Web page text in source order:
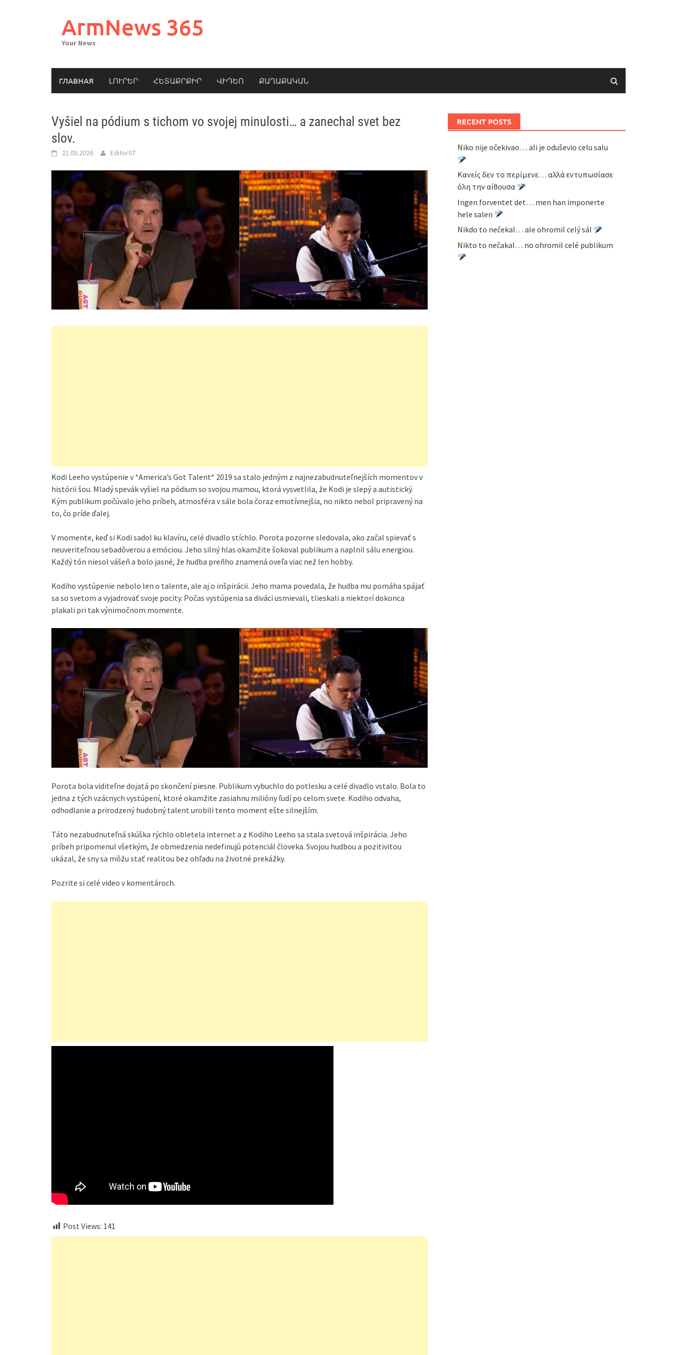
ArmNews 365
Your News
ГЛАВНАЯ ԼՈՒՐԵՐ ՀԵՏԱՔՐՔԻՐ ՎԻԴԵՈ ՔԱՂԱՔԱԿԱՆ
Vyšiel na pódium s tichom vo svojej minulosti… a zanechal svet bez
slov.
21.05.2026 Editor07
Kodi Leeho vystúpenie v *America’s Got Talent* 2019 sa stalo jedným z najnezabudnuteľnejších momentov v
histórii šou. Mladý spevák vyšiel na pódium so svojou mamou, ktorá vysvetlila, že Kodi je slepý a autistický.
Kým publikum počúvalo jeho príbeh, atmosféra v sále bola čoraz emotívnejšia, no nikto nebol pripravený na
to, čo príde ďalej.
V momente, keď si Kodi sadol ku klavíru, celé divadlo stíchlo. Porota pozorne sledovala, ako začal spievať s
neuveriteľnou sebadôverou a emóciou. Jeho silný hlas okamžite šokoval publikum a naplnil sálu energiou.
Každý tón niesol vášeň a bolo jasné, že hudba preňho znamená oveľa viac než len hobby.
Kodiho vystúpenie nebolo len o talente, ale aj o inšpirácii. Jeho mama povedala, že hudba mu pomáha spájať
sa so svetom a vyjadrovať svoje pocity. Počas vystúpenia sa diváci usmievali, tlieskali a niektorí dokonca
plakali pri tak výnimočnom momente.
Porota bola viditeľne dojatá po skončení piesne. Publikum vybuchlo do potlesku a celé divadlo vstalo. Bola to
jedna z tých vzácnych vystúpení, ktoré okamžite zasiahnu milióny ľudí po celom svete. Kodiho odvaha,
odhodlanie a prirodzený hudobný talent urobili tento moment ešte silnejším.
Táto nezabudnuteľná skúška rýchlo obletela internet a z Kodiho Leeho sa stala svetová inšpirácia. Jeho
príbeh pripomenul všetkým, že obmedzenia nedefinujú potenciál človeka. Svojou hudbou a pozitivitou
ukázal, že sny sa môžu stať realitou bez ohľadu na životné prekážky.
Pozrite si celé video v komentároch.
Post Views: 141
RECENT POSTS
Niko nije očekivao… ali je oduševio celu salu
Κανείς δεν το περίμενε… αλλά εντυπωσίασε
όλη την αίθουσα
Ingen forventet det… men han imponerte
hele salen
Nikdo to nečekal… ale ohromil celý sál
Nikto to nečakal… no ohromil celé publikum